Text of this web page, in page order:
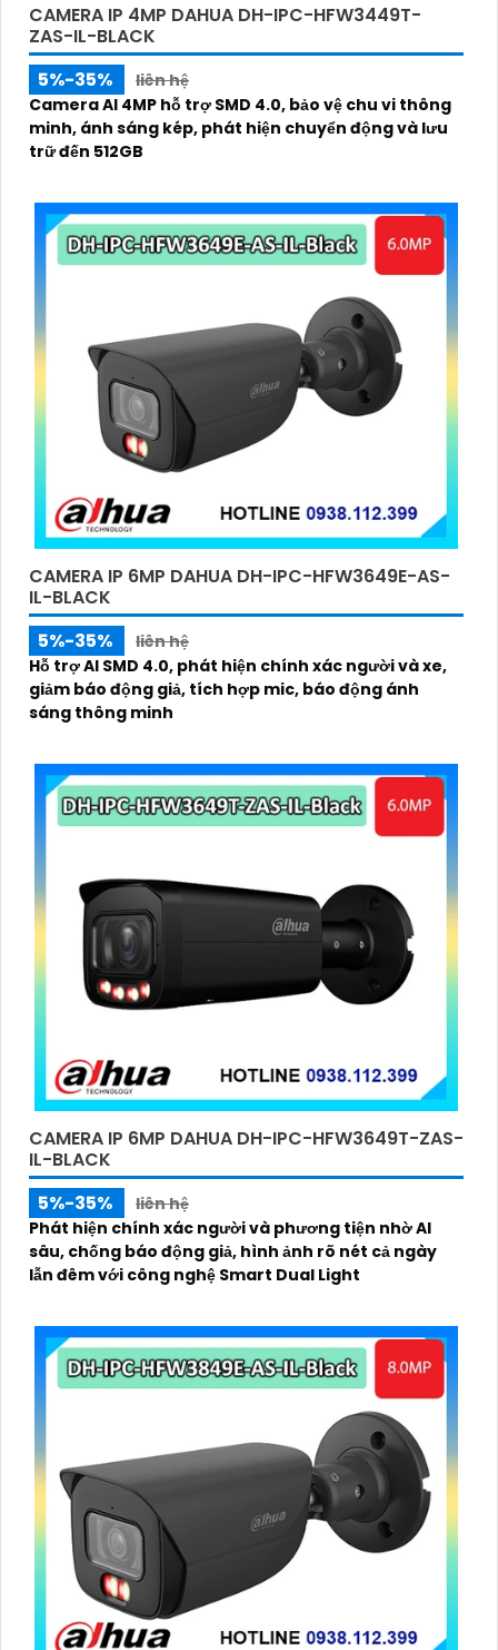
CAMERA IP 4MP DAHUA DH-IPC-HFW3449T-
ZAS-IL-BLACK
5%-35%
liên hệ
Camera AI 4MP hỗ trợ SMD 4.0, bảo vệ chu vi thông
minh, ánh sáng kép, phát hiện chuyển động và lưu
trữ đến 512GB
CAMERA IP 6MP DAHUA DH-IPC-HFW3649E-AS-
IL-BLACK
5%-35%
liên hệ
Hỗ trợ AI SMD 4.0, phát hiện chính xác người và xe,
giảm báo động giả, tích hợp mic, báo động ánh
sáng thông minh
CAMERA IP 6MP DAHUA DH-IPC-HFW3649T-ZAS-
IL-BLACK
5%-35%
liên hệ
Phát hiện chính xác người và phương tiện nhờ AI
sâu, chống báo động giả, hình ảnh rõ nét cả ngày
lẫn đêm với công nghệ Smart Dual Light